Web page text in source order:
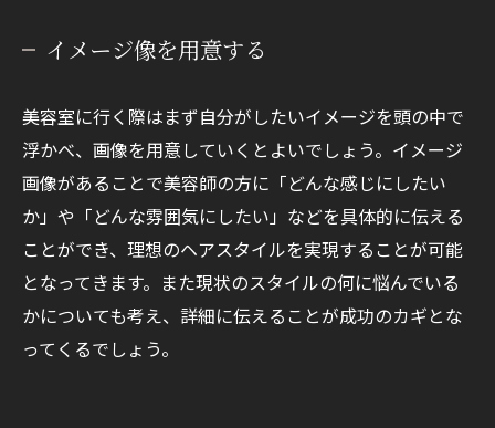
イメージ像を用意する
美容室に行く際はまず自分がしたいイメージを頭の中で
浮かべ、画像を用意していくとよいでしょう。イメージ
画像があることで美容師の方に「どんな感じにしたい
か」や「どんな雰囲気にしたい」などを具体的に伝える
ことができ、理想のヘアスタイルを実現することが可能
となってきます。また現状のスタイルの何に悩んでいる
かについても考え、詳細に伝えることが成功のカギとな
ってくるでしょう。